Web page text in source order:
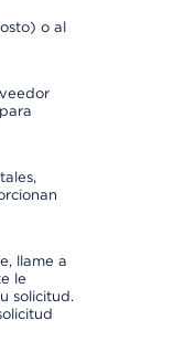
o al
llame a
le
solicitud.